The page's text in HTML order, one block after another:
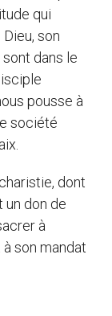
qui
son
dans le
pousse à
société
dont
un don de
à
son mandat